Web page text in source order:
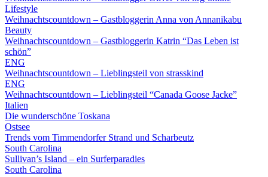
Lifestyle
Weihnachtscountdown – Gastbloggerin Anna von Annanikabu
Beauty
Weihnachtscountdown – Gastbloggerin Katrin “Das Leben ist
schön”
ENG
Weihnachtscountdown – Lieblingsteil von strasskind
ENG
Weihnachtscountdown – Lieblingsteil “Canada Goose Jacke”
Italien
Die wunderschöne Toskana
Ostsee
Trends vom Timmendorfer Strand und Scharbeutz
South Carolina
Sullivan’s Island – ein Surferparadies
South Carolina